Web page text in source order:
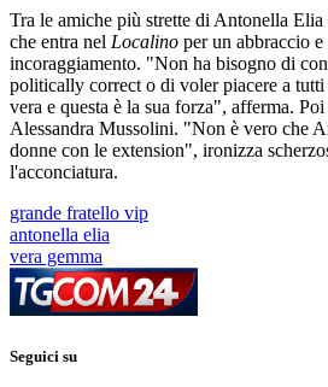
Tra le amiche più strette di Antonella Elia
che entra nel Localino per un abbraccio
incoraggiamento. "Non ha bisogno di
politically correct o di voler piacere a
vera e questa è la sua forza", afferma.
Alessandra Mussolini. "Non è vero che
donne con le extension", ironizza
l'acconciatura.
grande fratello vip
antonella elia
vera gemma
Seguici su